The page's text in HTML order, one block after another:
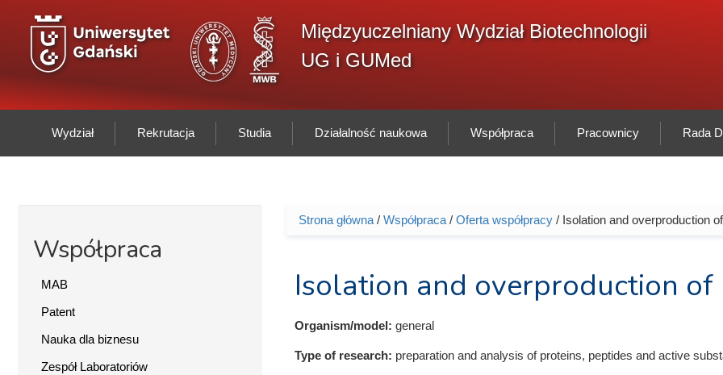
Międzyuczelniany Wydział Biotechnologii
UG i GUMed
Wydział Rekrutacja Studia Działalność naukowa Współpraca Pracownicy Rada
Współpraca
MAB
Patent
Nauka dla biznesu
Zespół Laboratoriów
Jesteś tutaj
Strona główna/ Współpraca/ Oferta współpracy/ Isolation and overproduction
Isolation and overproduction of
Organism/model: general
Type of research: preparation and analysis of proteins, peptides and active